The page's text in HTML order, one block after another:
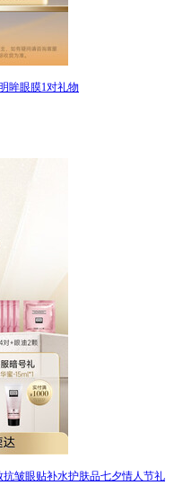
眸眼膜1对礼物
抗皱眼贴补水护肤品七夕情人节礼